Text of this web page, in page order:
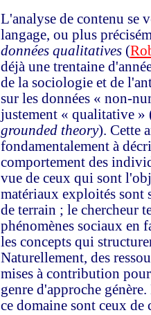
L'analyse de contenu se
langage, ou plus
données qualitatives(
déjà une trentaine
de la sociologie et de
sur les données « non-
justement « qualitative »
grounded theory). Cette
fondamentalement à
comportement des
vue de ceux qui sont
matériaux exploités sont
de terrain ; le chercheur
phénomènes sociaux en
les concepts qui
Naturellement, des
mises à contribution pour
genre d'approche
ce domaine sont ceux de